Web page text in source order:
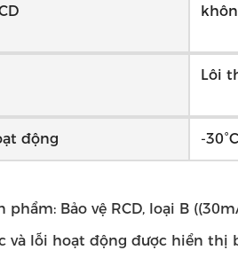
Lôi
động -
phẩm: Bảo vệ RCD, loại B
và lỗi hoạt động được hiển thị